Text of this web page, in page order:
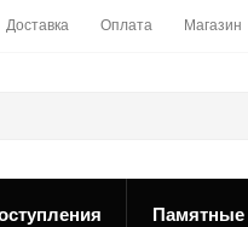
Доставка Оплата Магазин
Памятные